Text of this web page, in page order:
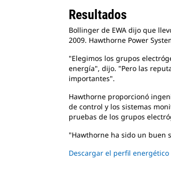
Resultados
Bollinger de EWA dijo que
2009. Hawthorne Power
"Elegimos los grupos
energía", dijo. "Pero las
importantes".
Hawthorne proporcionó
de control y los sistemas
pruebas de los grupos
"Hawthorne ha sido un buen
Descargar el perfil energético